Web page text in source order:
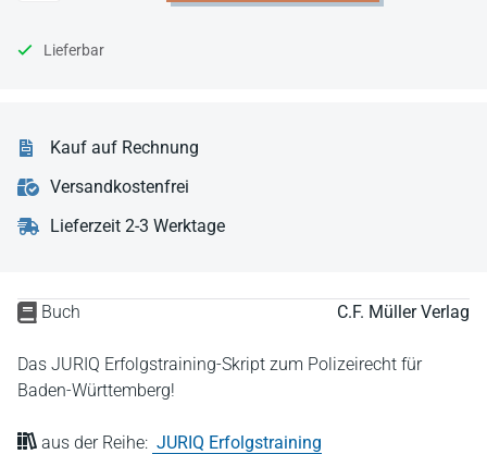
Buch C.F. Müller Verlag
Das JURIQ Erfolgstraining-Skript zum Polizeirecht für
Baden-Württemberg!
aus der Reihe: JURIQ Erfolgstraining
Lieferbar
Kauf auf Rechnung
Versandkostenfrei
Lieferzeit 2-3 Werktage